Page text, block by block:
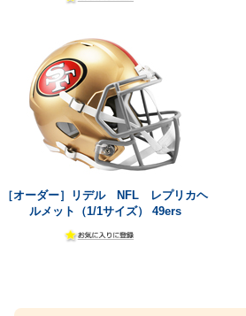
［オーダー］リデル NFL レプリカヘ
ルメット（1/1サイズ） 49ers